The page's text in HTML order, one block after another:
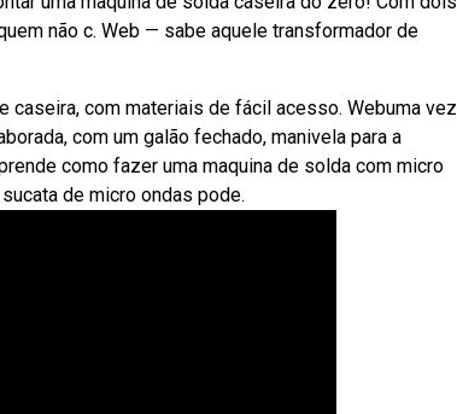
não c. Web — sabe aquele transformador de
caseira, com materiais de fácil acesso. Webuma vez
com um galão fechado, manivela para a
como fazer uma maquina de solda com micro
de micro ondas pode.